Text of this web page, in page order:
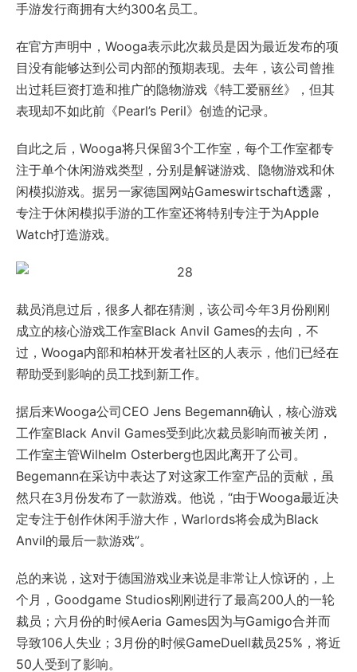
手游发行商拥有大约300名员工。
在官方声明中，Wooga表示此次裁员是因为最近发布的项
目没有能够达到公司内部的预期表现。去年，该公司曾推
出过耗巨资打造和推广的隐物游戏《特工爱丽丝》，但其
表现却不如此前《Pearl’s Peril》创造的记录。
自此之后，Wooga将只保留3个工作室，每个工作室都专
注于单个休闲游戏类型，分别是解谜游戏、隐物游戏和休
闲模拟游戏。据另一家德国网站Gameswirtschaft透露，
专注于休闲模拟手游的工作室还将特别专注于为Apple
Watch打造游戏。
裁员消息过后，很多人都在猜测，该公司今年3月份刚刚
成立的核心游戏工作室Black Anvil Games的去向，不
过，Wooga内部和柏林开发者社区的人表示，他们已经在
帮助受到影响的员工找到新工作。
据后来Wooga公司CEO Jens Begemann确认，核心游戏
工作室Black Anvil Games受到此次裁员影响而被关闭，
工作室主管Wilhelm Osterberg也因此离开了公司。
Begemann在采访中表达了对这家工作室产品的贡献，虽
然只在3月份发布了一款游戏。他说，“由于Wooga最近决
定专注于创作休闲手游大作，Warlords将会成为Black
Anvil的最后一款游戏”。
总的来说，这对于德国游戏业来说是非常让人惊讶的，上
个月，Goodgame Studios刚刚进行了最高200人的一轮
裁员；六月份的时候Aeria Games因为与Gamigo合并而
导致106人失业；3月份的时候GameDuell裁员25%，将近
50人受到了影响。